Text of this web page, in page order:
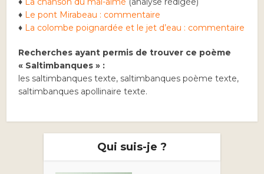
♦ Le pont Mirabeau : commentaire
♦ La colombe poignardée et le jet d’eau : commentaire
Recherches ayant permis de trouver ce poème
« Saltimbanques » :
les saltimbanques texte, saltimbanques poème texte,
saltimbanques apollinaire texte.
Qui suis-je ?